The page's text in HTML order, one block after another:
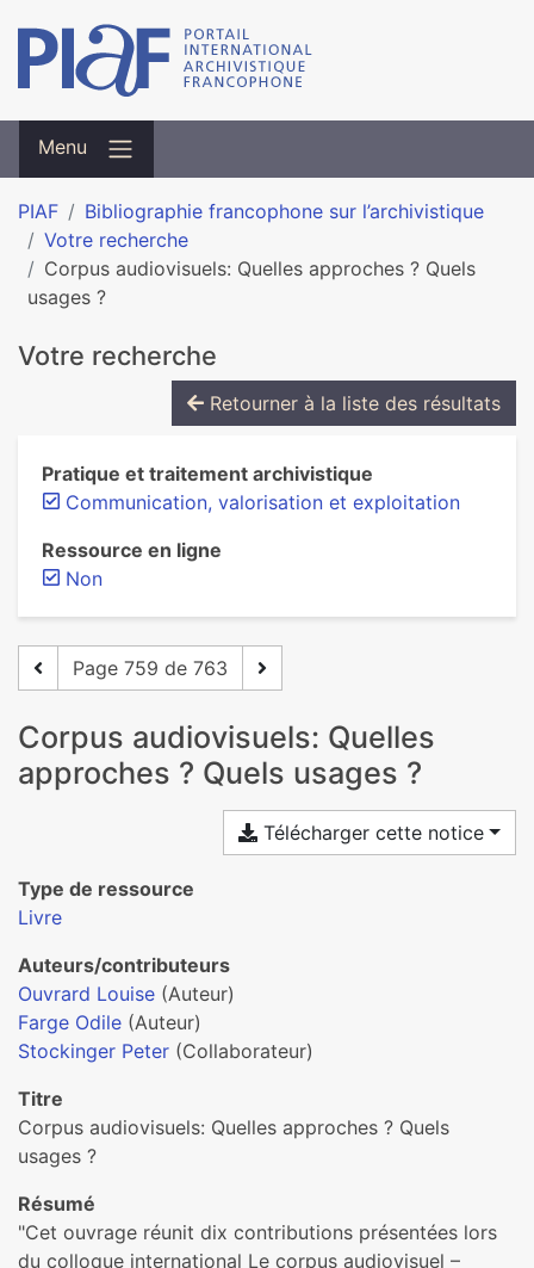
Menu
PIAF
Bibliographie francophone sur l’archivistique
Votre recherche
Corpus audiovisuels: Quelles approches ? Quels
usages ?
Votre recherche
Retourner à la liste des résultats
Pratique et traitement archivistique
Communication, valorisation et exploitation
Ressource en ligne
Non
Page 759 de 763
Corpus audiovisuels: Quelles
approches ? Quels usages ?
Télécharger cette notice
Type de ressource
Livre
Auteurs/contributeurs
Ouvrard Louise (Auteur)
Farge Odile (Auteur)
Stockinger Peter (Collaborateur)
Titre
Corpus audiovisuels: Quelles approches ? Quels
usages ?
Résumé
"Cet ouvrage réunit dix contributions présentées lors
du colloque international Le corpus audiovisuel –